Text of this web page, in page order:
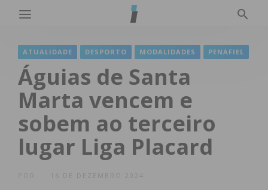
ATUALIDADE DESPORTO MODALIDADES PENAFIEL
Águias de Santa
Marta vencem e
sobem ao terceiro
lugar Liga Placard
16 DE DEZEMBRO 2024